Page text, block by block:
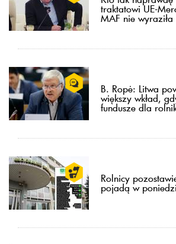
traktatowi UE-
MAF nie wyraziła
B. Ropė: Litwa
większy wkład,
fundusze dla
Rolnicy
pojadą w